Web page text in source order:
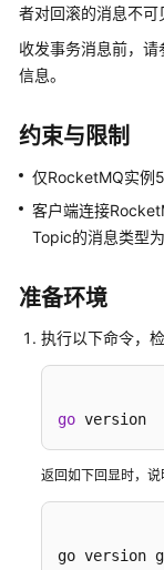
快
速
入
户
指
南
最
佳
实
南
述
者对回滚的消息不可
收发事务消息前，请
信息。
约束与限制
仅RocketMQ实例
客户端连接
Topic的消息类型为
准备环境
执行以下命令，
go version
返回如下回显时，说
go version